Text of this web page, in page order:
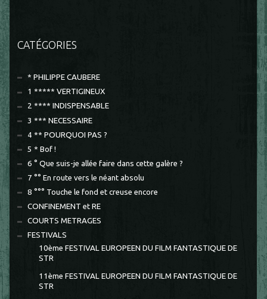
CATÉGORIES
* PHILIPPE CAUBERE
1 ***** VERTIGINEUX
2 **** INDISPENSABLE
3 *** NECESSAIRE
4 ** POURQUOI PAS ?
5 * Bof !
6 ° Que suis-je allée faire dans cette galère ?
7 °° En route vers le néant absolu
8 °°° Touche le fond et creuse encore
CONFINEMENT et RE
COURTS METRAGES
FESTIVALS
10ème FESTIVAL EUROPEEN DU FILM FANTASTIQUE DE
STR
11ème FESTIVAL EUROPEEN DU FILM FANTASTIQUE DE
STR